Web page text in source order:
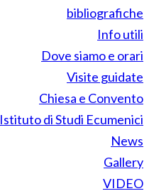
bibliografiche
Info utili
Dove siamo e orari
Visite guidate
Chiesa e Convento
Istituto di Studi Ecumenici
News
Gallery
VIDEO